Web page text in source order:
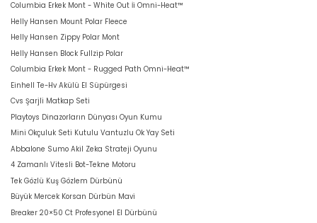
Columbia Erkek Mont - White Out İi Omni-Heat™
Helly Hansen Mount Polar Fleece
Helly Hansen Zippy Polar Mont
Helly Hansen Block Fullzip Polar
Columbia Erkek Mont - Rugged Path Omni-Heat™
Einhell Te-Hv Akülü El Süpürgesi
Cvs Şarjli Matkap Seti
Playtoys Dinazorların Dünyası Oyun Kumu
Mini Okçuluk Seti Kutulu Vantuzlu Ok Yay Seti
Abbalone Sumo Akil Zeka Strateji Oyunu
4 Zamanlı Vitesli Bot-Tekne Motoru
Tek Gözlü Kuş Gözlem Dürbünü
Büyük Mercek Korsan Dürbün Mavi
Breaker 20×50 Ct Profesyonel El Dürbünü